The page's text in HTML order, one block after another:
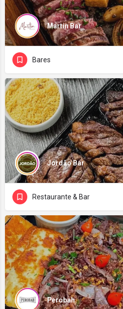
Martin Bar
Bares
Jordão Bar
Restaurante & Bar
Perobah